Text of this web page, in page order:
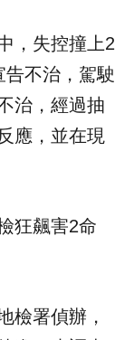
，失控撞上2
不治，駕駛
治，經過抽
應，並在現
狂飆害2命
檢署偵辦，